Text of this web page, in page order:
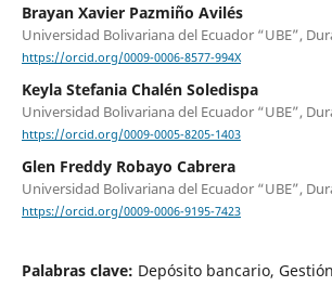
Brayan Xavier Pazmiño Avilés
Universidad Bolivariana del Ecuador “UBE”,
https://orcid.org/0009-0006-8577-994X
Keyla Stefania Chalén Soledispa
Universidad Bolivariana del Ecuador “UBE”,
https://orcid.org/0009-0005-8205-1403
Glen Freddy Robayo Cabrera
Universidad Bolivariana del Ecuador “UBE”,
https://orcid.org/0009-0006-9195-7423
Palabras clave: Depósito bancario,